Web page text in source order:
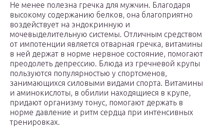
Не менее полезна гречка для мужчин. Благодаря
высокому содержанию белков, она благоприятно
воздействует на эндокринную и
мочевыделительную системы. Отличным средством
от импотенции является отварная гречка, витамины
в ней держат в норме нервное состояние, помогают
преодолеть депрессию. Блюда из гречневой крупы
пользуются популярностью у спортсменов,
занимающихся силовыми видами спорта. Витамины
и аминокислоты, в обилии находящиеся в крупе,
придают организму тонус, помогают держать в
норме давление и ритм сердца при интенсивных
тренировках.